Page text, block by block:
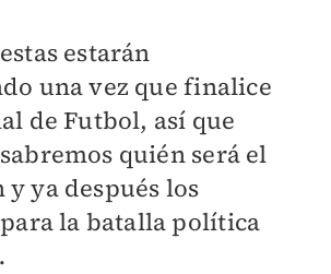
estarán
una vez que finalice
de Futbol, así que
quién será el
y ya después los
la batalla política